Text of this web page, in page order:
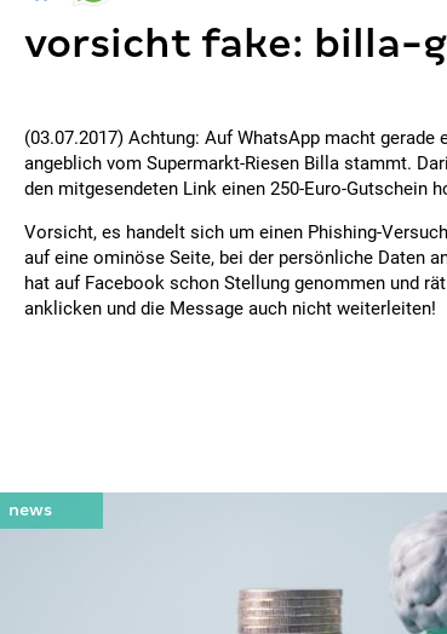
vorsicht fake: billa-
(03.07.2017) Achtung: Auf WhatsApp macht gerade
angeblich vom Supermarkt-Riesen Billa stammt.
den mitgesendeten Link einen 250-Euro-Gutschein
Vorsicht, es handelt sich um einen Phishing-
auf eine ominöse Seite, bei der persönliche Daten
hat auf Facebook schon Stellung genommen und
anklicken und die Message auch nicht weiterleiten!